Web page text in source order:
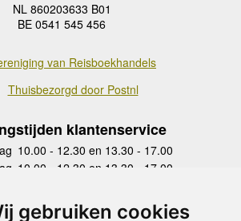
gebruiken cookies
NL 860203633 B01
BE 0541 545 456
van Reisboekhandels
Thuisbezorgd door Postnl
klantenservice
10.00 - 12.30 en 13.30 - 17.00
10.00 - 12.30 en 13.30 - 17.00
10.00 - 12.30 en 13.30 - 17.00